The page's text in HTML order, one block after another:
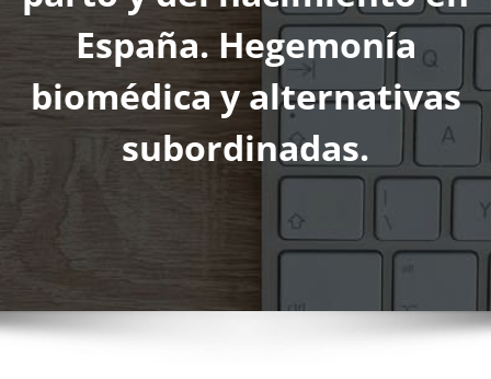
España. Hegemonía
biomédica y alternativas
subordinadas.